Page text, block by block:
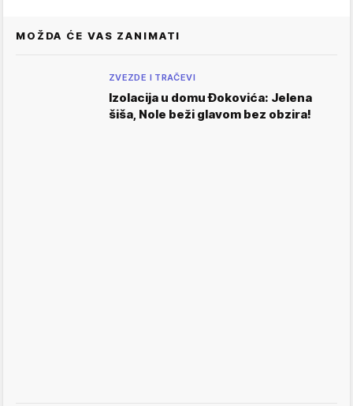
MOŽDA ĆE VAS ZANIMATI
ZVEZDE I TRAČEVI
Izolacija u domu Đokovića: Jelena
šiša, Nole beži glavom bez obzira!